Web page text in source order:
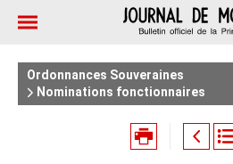
Ordonnances Souveraines
Nominations fonctionnaires